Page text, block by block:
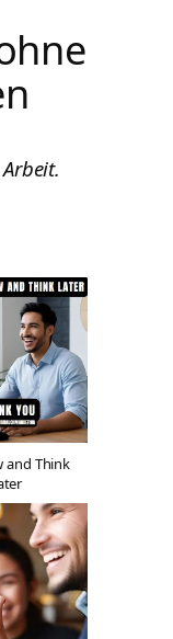
and Think